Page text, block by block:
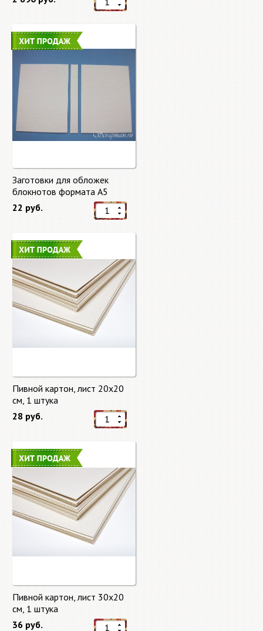
Заготовки для обложек
блокнотов формата А5
22 руб.
Пивной картон, лист 20х20
cм, 1 штука
28 руб.
Пивной картон, лист 30х20
cм, 1 штука
36 руб.